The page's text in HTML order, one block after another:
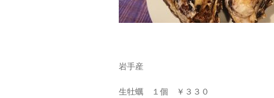
岩手産
生牡蠣 １個 ￥３３０